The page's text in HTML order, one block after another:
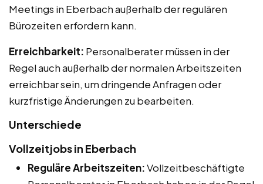
Meetings in Eberbach außerhalb der regulären
Bürozeiten erfordern kann.
Erreichbarkeit: Personalberater müssen in der
Regel auch außerhalb der normalen Arbeitszeiten
erreichbar sein, um dringende Anfragen oder
kurzfristige Änderungen zu bearbeiten.
Unterschiede
Vollzeitjobs in Eberbach
Reguläre Arbeitszeiten:Vollzeitbeschäftigte